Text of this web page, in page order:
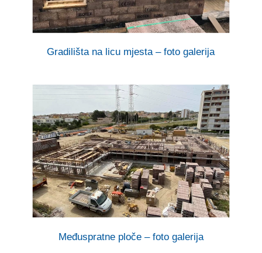
Gradilišta na licu mjesta – foto galerija
Međuspratne ploče – foto galerija